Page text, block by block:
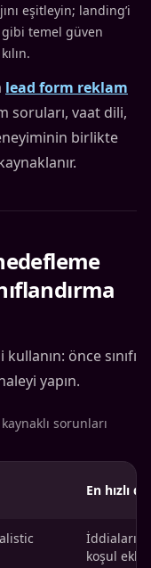
eşitleyin; landing’i
temel güven
lead form reklam
soruları, vaat dili,
birlikte
önce sınıfı
yapın.
sorunları
En hızlı
İddiaları
koşul ekle